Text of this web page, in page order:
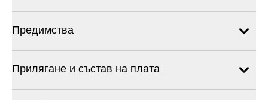
Предимства
Прилягане и състав на плата